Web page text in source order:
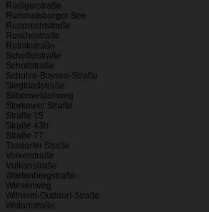
Rüdigerstraße
Rummelsburger See
Rupprechtstraße
Ruschestraße
Rutnikstraße
Scheffelstraße
Schottstraße
Schulze-Boysen-Straße
Siegfriedstraße
Silberweidenweg
Storkower Straße
Straße 15
Straße 43b
Straße 77
Tasdorfer Straße
Volkerstraße
Vulkanstraße
Wartenbergstraße
Wiesenweg
Wilhelm-Guddorf-Straße
Wotanstraße